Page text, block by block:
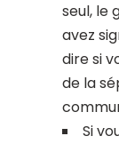
seul, le
avez
dire si
de la
Si